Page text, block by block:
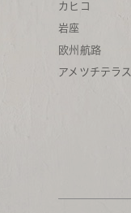
カヒコ
岩座
欧州航路
アメツチテラス